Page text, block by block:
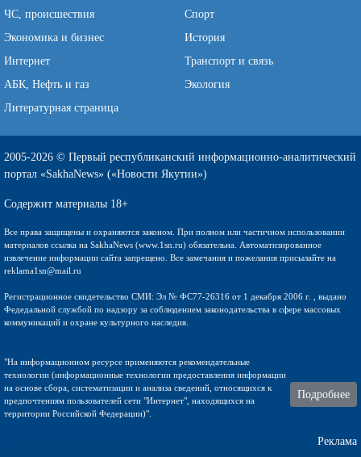
ЧС, происшествия
Спорт
Экономика и бизнес
История
Интернет
Транспорт и связь
АБК, Нефть и газ
Экология
Литературная страница
2005-2026 © Первый республиканский информационно-аналитический
портал «SakhaNews» («Новости Якутии»)
Содержит материалы 18+
Все права защищены и охраняются законом. При полном или частичном использовании
материалов ссылка на SakhaNews (www.1sn.ru) обязательна. Автоматизированное
извлечение информации сайта запрещено. Все замечания и пожелания присылайте на
reklama1sn@mail.ru
Регистрационное свидетельство СМИ: Эл № ФС77-26316 от 1 декабря 2006 г. , выдано
Федедальной службой по надзору за соблюдением законодательства в сфере массовых
коммуникаций и охране культурного наследия.
"На информационном ресурсе применяются рекомендательные
технологии (информационные технологии предоставления информации
на основе сбора, систематизации и анализа сведений, относящихся к
предпочтениям пользователей сети "Интернет", находящихся на
территории Российской Федерации)".
Подробнее
Реклама